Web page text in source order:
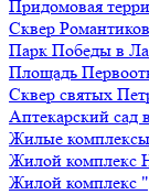
Придомовая
Сквер
Парк Победы в
Площадь
Сквер святых
Аптекарский сад
Жилые комплексы
Жилой комплекс
Жилой комплекс